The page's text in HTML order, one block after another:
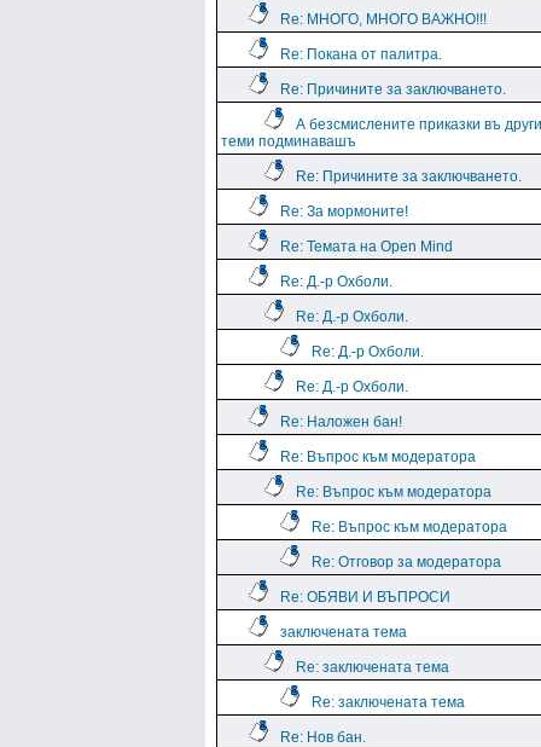
Re: МНОГО, МНОГО ВАЖНО!!!
Re: Покана от палитра.
Re: Причините за заключването.
А безсмислените приказки въ други
теми подминавашъ
Re: Причините за заключването.
Re: За мормоните!
Re: Темата на Open Mind
Re: Д.-р Охболи.
Re: Д.-р Охболи.
Re: Д.-р Охболи.
Re: Д.-р Охболи.
Re: Наложен бан!
Re: Въпрос към модератора
Re: Въпрос към модератора
Re: Въпрос към модератора
Re: Отговор за модератора
Re: ОБЯВИ И ВЪПРОСИ
заключената тема
Re: заключената тема
Re: заключената тема
Re: Нов бан.